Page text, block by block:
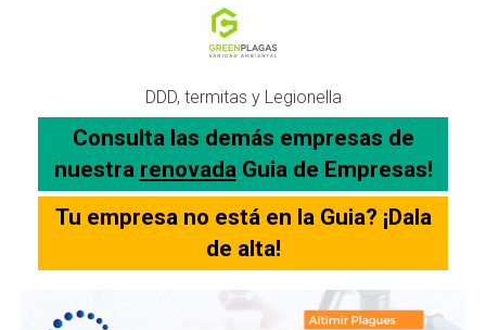
DDD, termitas y Legionella
Consulta las demás empresas de
nuestra renovadaGuia de Empresas!
Tu empresa no está en la Guia? ¡Dala
de alta!